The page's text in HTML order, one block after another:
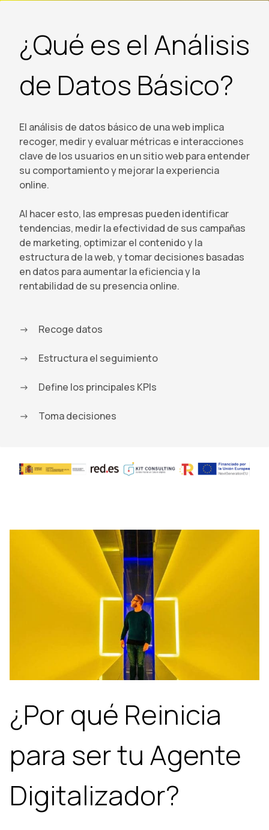
¿Qué es el Análisis
de Datos Básico?
El análisis de datos básico de una web implica
recoger, medir y evaluar métricas e interacciones
clave de los usuarios en un sitio web para entender
su comportamiento y mejorar la experiencia
online.
Al hacer esto, las empresas pueden identificar
tendencias, medir la efectividad de sus campañas
de marketing, optimizar el contenido y la
estructura de la web, y tomar decisiones basadas
en datos para aumentar la eficiencia y la
rentabilidad de su presencia online.
Recoge datos
Estructura el seguimiento
Define los principales KPIs
Toma decisiones
¿Por qué Reinicia
para ser tu Agente
Digitalizador?